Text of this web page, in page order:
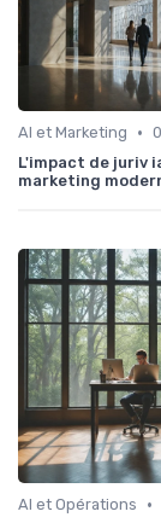
AI et Marketing •
L'impact de juriv
marketing
AI et Opérations •